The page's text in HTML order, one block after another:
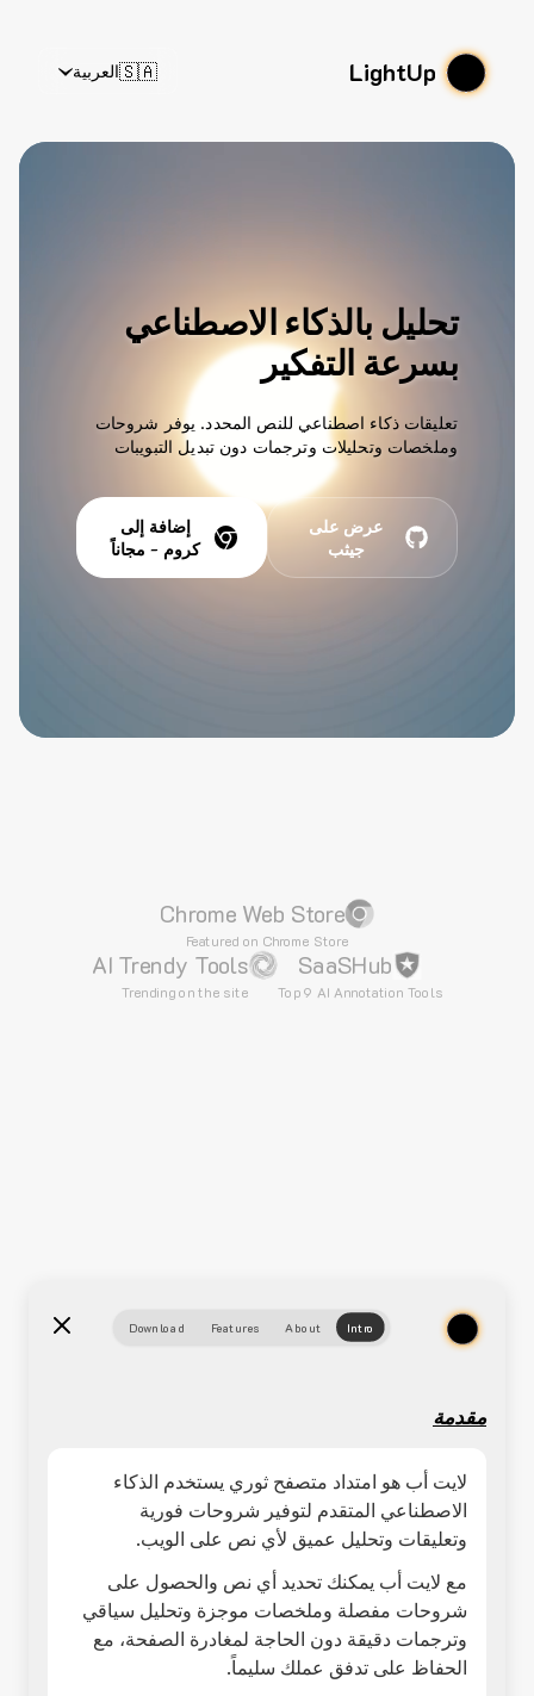
LightUp
🇸🇦العربية
تحليل بالذكاء الاصطناعي
بسرعة التفكير
تعليقات ذكاء اصطناعي للنص المحدد. يوفر شروحات
وملخصات وتحليلات وترجمات دون تبديل التبويبات
إضافة إلى
كروم - مجاناً
عرض على
جيثب
Chrome Web Store
Featured on Chrome Store
SaaSHub
Top 9 AI Annotation Tools
AI Trendy Tools
Trending on the site
Intro
About
Features
Download
مقدمة
لايت أب هو امتداد متصفح ثوري يستخدم الذكاء
الاصطناعي المتقدم لتوفير شروحات فورية
وتعليقات وتحليل عميق لأي نص على الويب.
مع لايت أب يمكنك تحديد أي نص والحصول على
شروحات مفصلة وملخصات موجزة وتحليل سياقي
وترجمات دقيقة دون الحاجة لمغادرة الصفحة، مع
الحفاظ على تدفق عملك سليماً.